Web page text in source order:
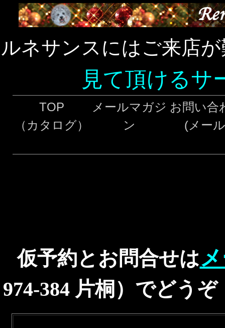
ルネサンスにはご来店
見て頂けるサ
TOP
（カタログ）
メールマガジ
ン
お問い合
(メー
仮予約とお問合せは
974-384 片桐）でどう